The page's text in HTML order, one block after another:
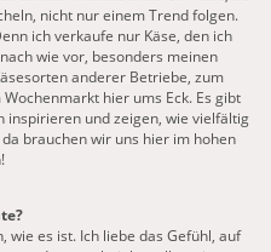
nicht nur einem Trend folgen.
ich verkaufe nur Käse, den ich
wie vor, besonders meinen
anderer Betriebe, zum
hier ums Eck. Es gibt
inspirieren und zeigen, wie vielfältig
brauchen wir uns hier im hohen
wie es ist. Ich liebe das Gefühl, auf